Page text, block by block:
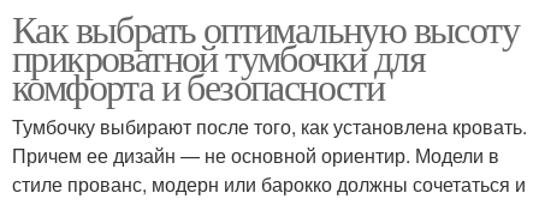
Как выбрать оптимальную высоту
прикроватной тумбочки для
комфорта и безопасности
Тумбочку выбирают после того, как установлена кровать.
Причем ее дизайн — не основной ориентир. Модели в
стиле прованс, модерн или барокко должны сочетаться и